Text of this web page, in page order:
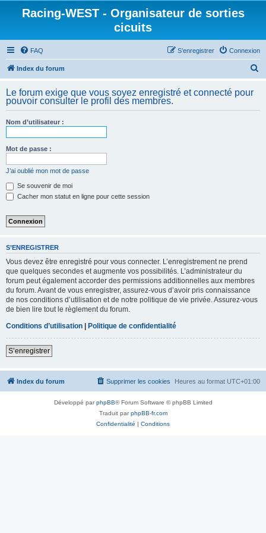
Racing-WEST - Organisateur de sorties
cicuits
FAQ Connexion
S’enregistrer
Index du forum
h
Le forum exige que vous soyez enregistré et connecté pour
pouvoir consulter le profil des membres.
Nom d’utilisateur :
Mot de passe :
J’ai oublié mon mot de passe
Se souvenir de moi
Cacher mon statut en ligne pour cette session
S’ENREGISTRER
Vous devez être enregistré pour vous connecter. L’enregistrement ne prend
que quelques secondes et augmente vos possibilités. L’administrateur du
forum peut également accorder des permissions additionnelles aux membres
du forum. Avant de vous enregistrer, assurez-vous d’avoir pris connaissance
de nos conditions d’utilisation et de notre politique de vie privée. Assurez-vous
de bien lire tout le règlement du forum.
Conditions d’utilisation | Politique de confidentialité
S’enregistrer
Index du forum Heures au format UTC+01:00
Supprimer les cookies
Développé parphpBB® Forum Software © phpBB Limited
Traduit parphpBB-fr.com
Confidentialité | Conditions